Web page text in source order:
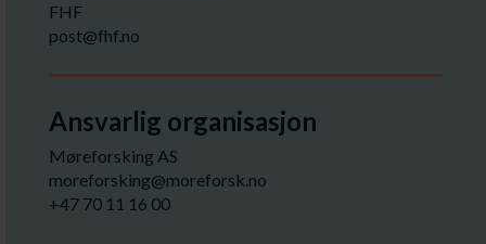
FHF
post@fhf.no
Ansvarlig organisasjon
Møreforsking AS
moreforsking@moreforsk.no
+47 70 11 16 00